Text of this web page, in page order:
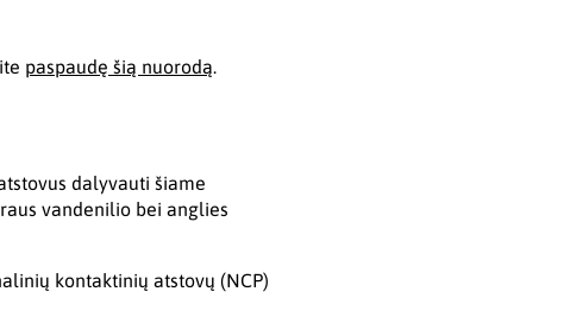
paspaudę šią nuorodą.
dalyvauti šiame
vandenilio bei anglies
kontaktinių atstovų (NCP)